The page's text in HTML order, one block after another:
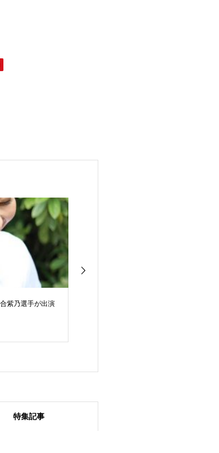
紫乃選手が出演
特集記事